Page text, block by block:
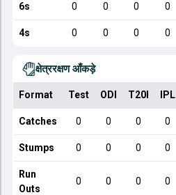
6s 0 0 0 0
4s 0 0 0 0
क्षेत्ररक्षण आँकड़े
Format Test ODI T20I IPL
Catches 0 0 0 0
Stumps 0 0 0 0
Run
Outs
0 0 0 0